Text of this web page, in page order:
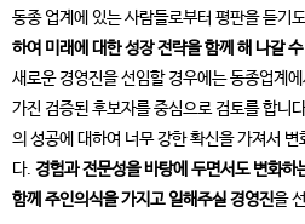
동종 업계에 있는 사람들로부터 평판을 듣기
하여 미래에 대한 성장 전략을 함께 해 나갈
새로운 경영진을 선임할 경우에는 동종업계
가진 검증된 후보자를 중심으로 검토를 합니
의 성공에 대하여 너무 강한 확신을 가져서
다. 경험과 전문성을 바탕에 두면서도 변화
함께 주인의식을 가지고 일해주실 경영진을